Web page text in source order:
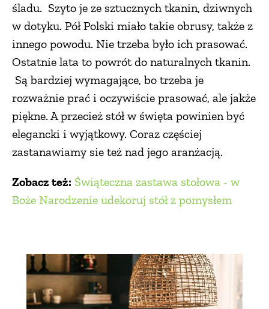
śladu. Szyto je ze sztucznych tkanin, dziwnych
w dotyku. Pół Polski miało takie obrusy, także z
innego powodu. Nie trzeba było ich prasować.
Ostatnie lata to powrót do naturalnych tkanin.
Są bardziej wymagające, bo trzeba je
rozważnie prać i oczywiście prasować, ale jakże
piękne. A przecież stół w święta powinien być
elegancki i wyjątkowy. Coraz częściej
zastanawiamy sie też nad jego aranżacją.
Zobacz też: Świąteczna zastawa stołowa - w
Boże Narodzenie udekoruj stół z pomysłem